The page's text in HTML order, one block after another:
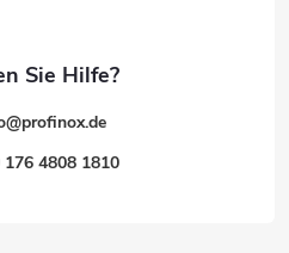
@profinox.de
176 4808 1810